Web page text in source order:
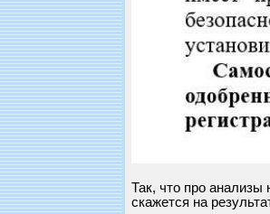
Так, что про анализы
скажется на